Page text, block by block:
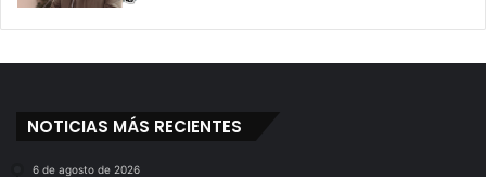
NOTICIAS MÁS RECIENTES
6 de agosto de 2026